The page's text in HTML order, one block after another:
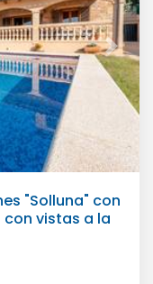
"Solluna" con
con vistas a la